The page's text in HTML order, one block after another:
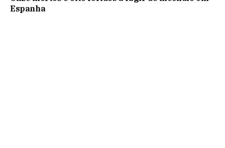
Espanha